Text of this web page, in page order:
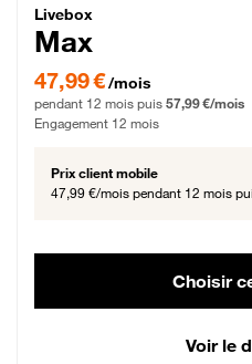
Livebox Max Fibre
Livebox
Max
47,99 € par mois pendant 12 mois
47,99 €/mois
pendant 12 mois puis 57,99 €/mois
Engagement 12 mois
Prix client mobile
47,99 €/mois pendant 12 mois
Choisir
Voir le